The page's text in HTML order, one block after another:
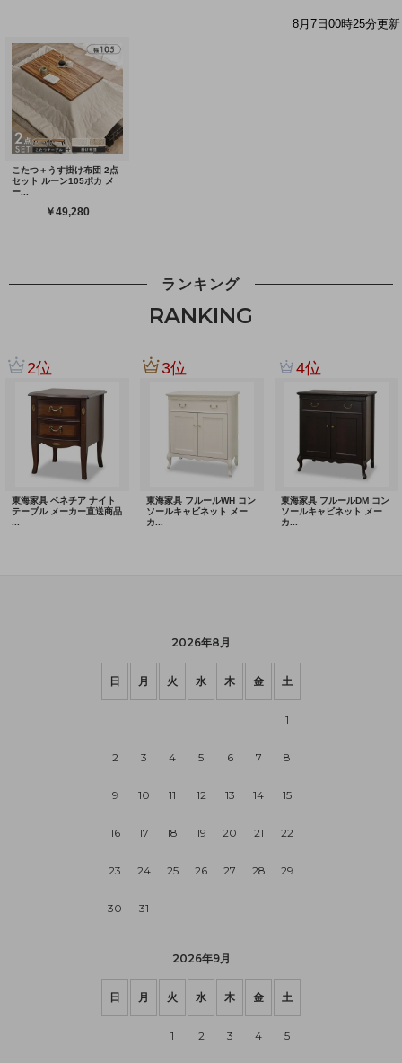
ランキング
RANKING
2026年8月
日 月 火 水 木 金 土
1
2 3 4 5 6 7 8
9 10 11 12 13 14 15
16 17 18 19 20 21 22
23 24 25 26 27 28 29
30 31
2026年9月
日 月 火 水 木 金 土
1 2 3 4 5